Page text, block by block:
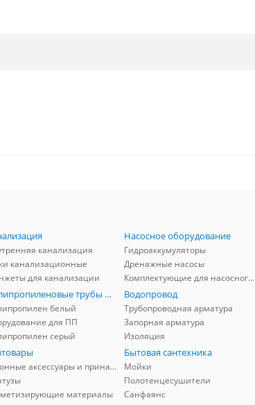
канализация
канализационные
для канализации
Насосное оборудование
Гидроаккумуляторы
Дренажные насосы
Комплектующие для насосного оборудования
Полипропиленовые трубы и фитинги
белый
для ПП
серый
Водопровод
Трубопроводная арматура
Запорная арматура
Изоляция
Кухонные аксессуары и принадлежности
материалы
Бытовая сантехника
Мойки
Полотенцесушители
Санфаянс